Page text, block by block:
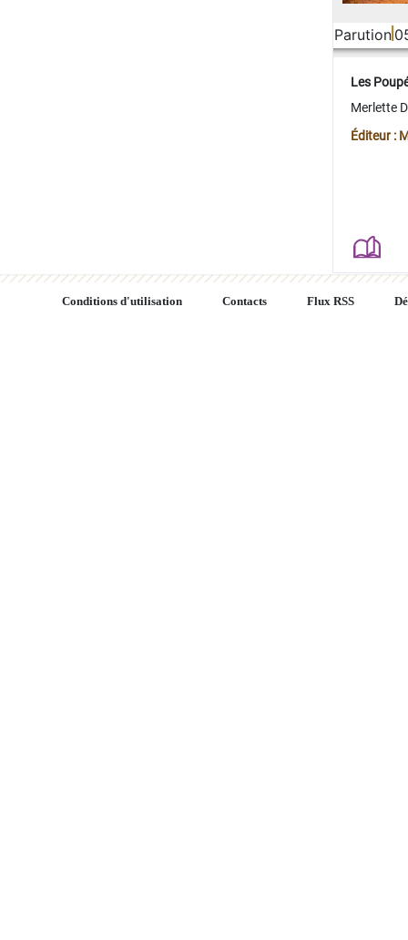
Parution
Les
Merlette
Éditeur :
Conditions d'utilisation Contacts Flux RSS